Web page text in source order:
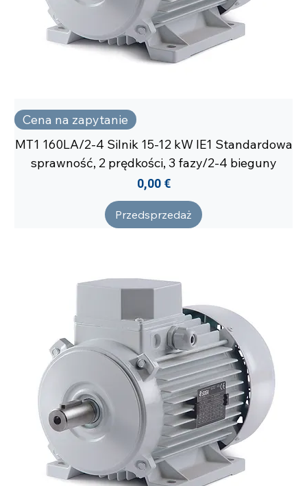
Cena na zapytanie
MT1 160LA/2-4 Silnik 15-12 kW IE1 Standardowa
sprawność, 2 prędkości, 3 fazy/2-4 bieguny
Cena
0,00 €
Przedsprzedaż